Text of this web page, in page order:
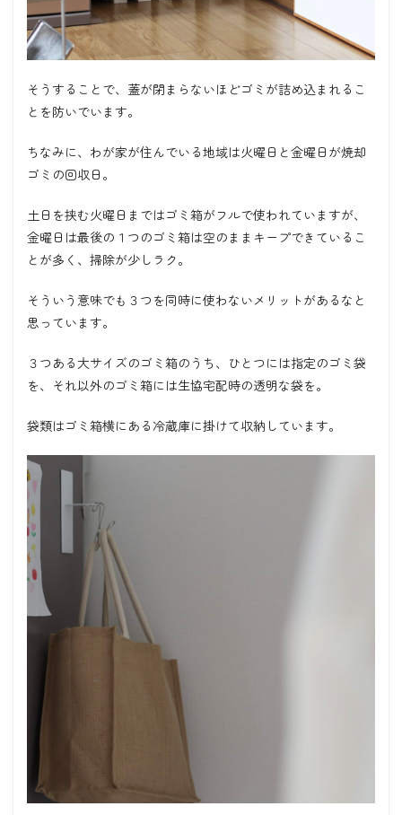
そうすることで、蓋が閉まらないほどゴミが詰め込まれるこ
とを防いでいます。
ちなみに、わが家が住んでいる地域は火曜日と金曜日が焼却
ゴミの回収日。
土日を挟む火曜日まではゴミ箱がフルで使われていますが、
金曜日は最後の１つのゴミ箱は空のままキープできているこ
とが多く、掃除が少しラク。
そういう意味でも３つを同時に使わないメリットがあるなと
思っています。
３つある大サイズのゴミ箱のうち、ひとつには指定のゴミ袋
を、それ以外のゴミ箱には生協宅配時の透明な袋を。
袋類はゴミ箱横にある冷蔵庫に掛けて収納しています。